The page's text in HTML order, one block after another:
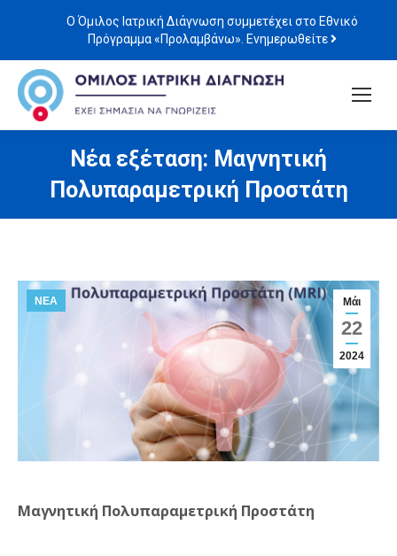
Ο Όμιλος Ιατρική Διάγνωση συμμετέχει στο Εθνικό
Πρόγραμμα «Προλαμβάνω». Ενημερωθείτε
Νέα εξέταση: Μαγνητική
Πολυπαραμετρική Προστάτη
Μάι
22
2024
ΝΕΑ
Μαγνητική Πολυπαραμετρική Προστάτη